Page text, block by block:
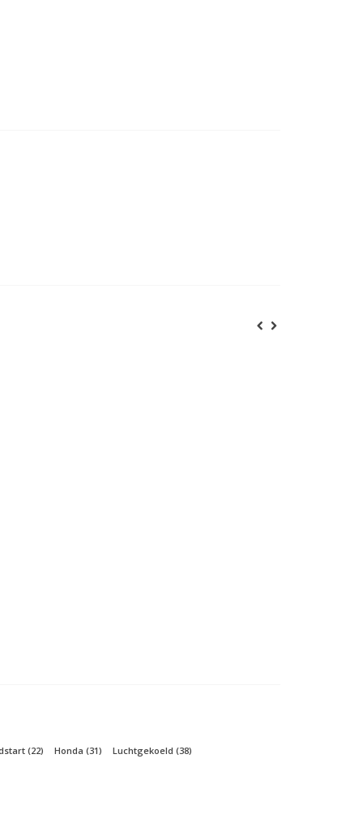
(22) Honda (31) Luchtgekoeld (38)